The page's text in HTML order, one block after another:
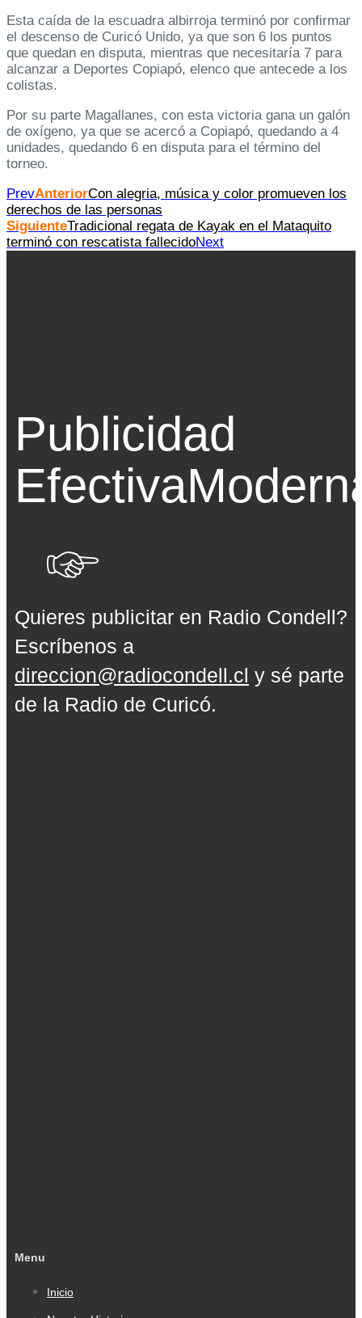
Esta caída de la escuadra albirroja terminó por confirmar
el descenso de Curicó Unido, ya que son 6 los puntos
que quedan en disputa, mientras que necesitaría 7 para
alcanzar a Deportes Copiapó, elenco que antecede a los
colistas.
Por su parte Magallanes, con esta victoria gana un galón
de oxígeno, ya que se acercó a Copiapó, quedando a 4
unidades, quedando 6 en disputa para el término del
torneo.
PrevAnteriorCon alegria, música y color promueven los
derechos de las personas
SiguienteTradicional regata de Kayak en el Mataquito
terminó con rescatista fallecidoNext
Publicidad
Efectiva
Quieres publicitar en Radio Condell?
Escríbenos a
direccion@radiocondell.cl y sé parte
de la Radio de Curicó.
Menu
Inicio